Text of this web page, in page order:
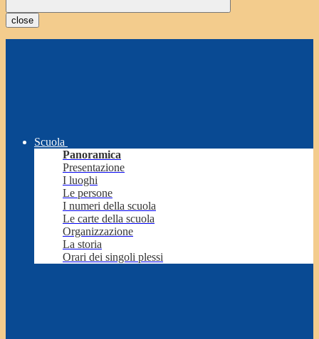
close
Scuola
Panoramica
Presentazione
I luoghi
Le persone
I numeri della scuola
Le carte della scuola
Organizzazione
La storia
Orari dei singoli plessi